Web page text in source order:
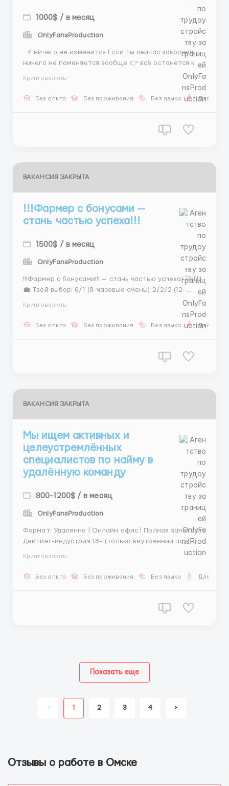
1000$ / в месяц
OnlyFansProduction
ничего не поменяется вообще 👉 всё останется как
🕒 5/2 + 2 субботы 👉 вопрос тебя это устраивает?
Криптовалюты
Без опыта Без проживания Без языка Для
ВАКАНСИЯ ЗАКРЫТА
!!!Фармер с бонусами —
стань частью успеха!!!
1500$ / в месяц
OnlyFansProduction
!!!Фармер с бонусами!!! — стань частью успеха! 🚀!!!!!!
💼 Твой выбор: 6/1 (8-часовые смены) 2/2/2 (12-
аккаунтов Лидогенерация Это твой шанс на успех и
Криптовалюты
Без опыта Без проживания Без языка Для
ВАКАНСИЯ ЗАКРЫТА
Мы ищем активных и
целеустремлённых
специалистов по найму в
удалённую команду
800-1200$ / в месяц
OnlyFansProduction
Формат: Удаленно | Онлайн офис | Полная занятость
Дейтинг-индустрия 18+ (только внутренний подбор
персонала) Локация: Работа с любой точки мира 🌍
специалистов по найму в удалённую команду.
Криптовалюты
Без опыта Без проживания Без языка Для
< 1 2 3 4 >
Показать еще
Отзывы о работе в Омске